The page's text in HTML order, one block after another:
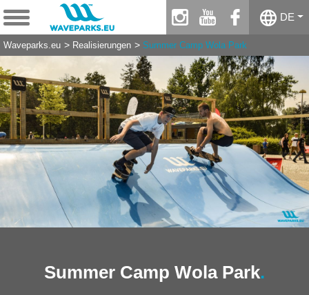
DE
Waveparks.eu Realisierungen Summer Camp Wola Park
Summer Camp Wola Park